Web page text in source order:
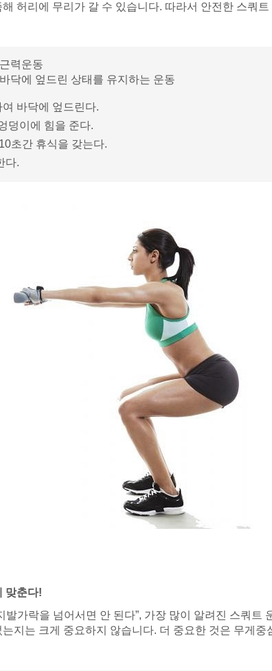
허리에 무리가 갈 수 있습니다. 따라서 안전한 스쿼
력운동
닥에 엎드린 상태를 유지하는 운동
바닥에 엎드린다.
덩이에 힘을 준다.
초간 휴식을 갖는다.
다.
맞춘다!
발가락을 넘어서면 안 된다”, 가장 많이 알려진 스쿼트
지는 크게 중요하지 않습니다. 더 중요한 것은 무게중